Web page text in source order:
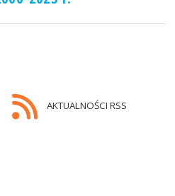
AKTUALNOŚCI RSS